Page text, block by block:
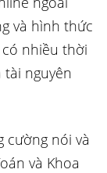
và hình thức
nhiều thời
tài nguyên
cường nói và
và Khoa